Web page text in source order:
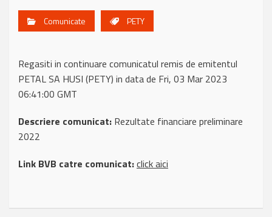
Comunicate PETY
Regasiti in continuare comunicatul remis de emitentul
PETAL SA HUSI (PETY) in data de Fri, 03 Mar 2023
06:41:00 GMT
Descriere comunicat: Rezultate financiare preliminare
2022
Link BVB catre comunicat:click aici